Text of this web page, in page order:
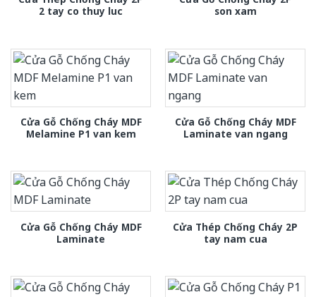
2 tay co thuy luc
son xam
Cửa Gỗ Chống Cháy MDF
Melamine P1 van kem
Cửa Gỗ Chống Cháy MDF
Laminate van ngang
Cửa Gỗ Chống Cháy MDF
Laminate
Cửa Thép Chống Cháy 2P
tay nam cua